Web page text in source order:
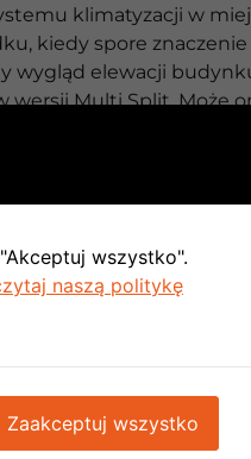
klimatyzacji w
kiedy spore
wygląd elewacji
wersji Multi Split. Może
które
jest system
wewnętrzna posiada
Mogą być
elewacji budynku albo
wszystko".
naszą politykę
Zaakceptuj wszystko